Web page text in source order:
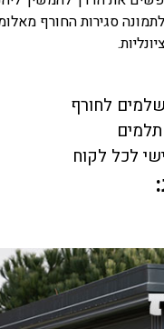
סגירות החורף
לחורף
לכל לקוח